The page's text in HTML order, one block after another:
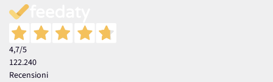
4,7/5
122.240
Recensioni